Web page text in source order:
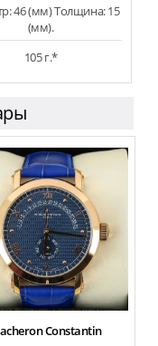
46 (мм) Толщина: 15
(мм).
105 г.*
Constantin